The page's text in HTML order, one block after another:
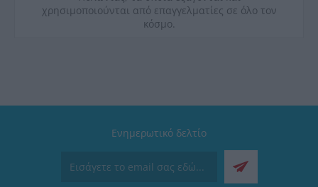
χρησιμοποιούνται από επαγγελματίες σε όλο τον
κόσμο.
Ενημερωτικό δελτίο